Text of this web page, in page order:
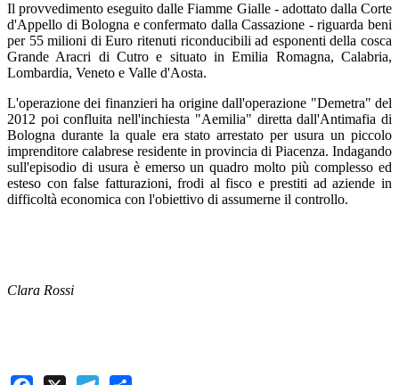
Il provvedimento eseguito dalle Fiamme Gialle - adottato dalla Corte
d'Appello di Bologna e confermato dalla Cassazione - riguarda beni
per 55 milioni di Euro ritenuti riconducibili ad esponenti della cosca
Grande Aracri di Cutro e situato in Emilia Romagna, Calabria,
Lombardia, Veneto e Valle d'Aosta.
L'operazione dei finanzieri ha origine dall'operazione "Demetra" del
2012 poi confluita nell'inchiesta "Aemilia" diretta dall'Antimafia di
Bologna durante la quale era stato arrestato per usura un piccolo
imprenditore calabrese residente in provincia di Piacenza. Indagando
sull'episodio di usura è emerso un quadro molto più complesso ed
esteso con false fatturazioni, frodi al fisco e prestiti ad aziende in
difficoltà economica con l'obiettivo di assumerne il controllo.
Clara Rossi